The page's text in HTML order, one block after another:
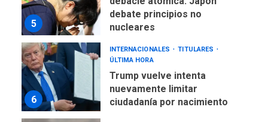
5
debate principios no
nucleares
6
INTERNACIONALES
TITULARES
ÚLTIMA HORA
Trump vuelve intenta
nuevamente limitar
ciudadanía por nacimiento